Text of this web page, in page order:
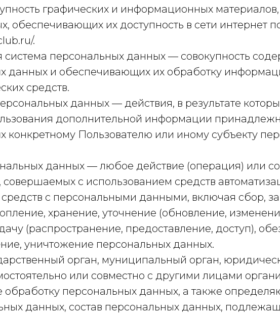
графических и информационных
обеспечивающих их доступность в сети интернет
.
персональных данных — совокупность
данных и обеспечивающих их обработку
средств.
данных — действия, в результате
дополнительной информации
конкретному Пользователю или иному субъекту
данных — любое действие (операция) или
с использованием средств
средств с персональными данными, включая сбор,
хранение, уточнение (обновление,
(распространение, предоставление, доступ),
уничтожение персональных данных.
орган, муниципальный орган,
или совместно с другими лицами
персональных данных, а также
данных, состав персональных данных,